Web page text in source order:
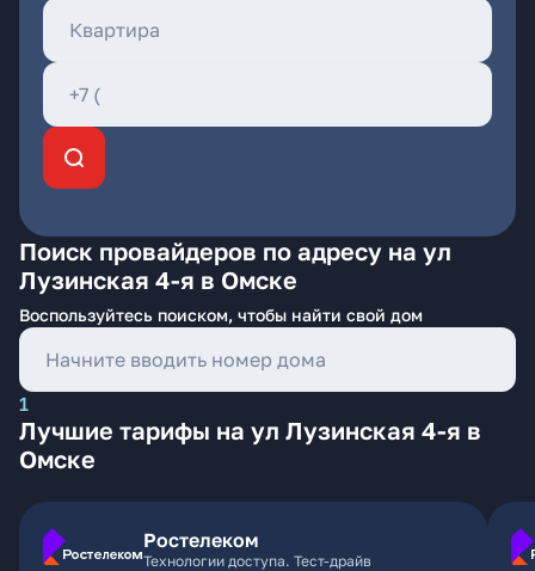
Поиск провайдеров по адресу на ул
Лузинская 4-я в Омске
Воспользуйтесь поиском, чтобы найти свой дом
1
Лучшие тарифы на ул Лузинская 4-я в
Омске
Ростелеком
Технологии доступа. Тест-драйв